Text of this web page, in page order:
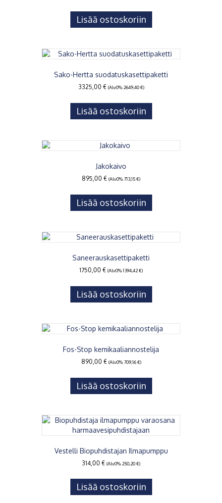
Lisää ostoskoriin
Sako-Hertta suodatuskasettipaketti
3325,00 € (Alv0% 2649,40€)
Lisää ostoskoriin
Jakokaivo
895,00 € (Alv0% 713,15€)
Lisää ostoskoriin
Saneerauskasettipaketti
1750,00 € (Alv0%1394,42€)
Lisää ostoskoriin
Fos-Stop kemikaaliannostelija
890,00 € (Alv0% 709,16€)
Lisää ostoskoriin
Vestelli Biopuhdistajan Ilmapumppu
314,00 € (Alv0% 250,20€)
Lisää ostoskoriin